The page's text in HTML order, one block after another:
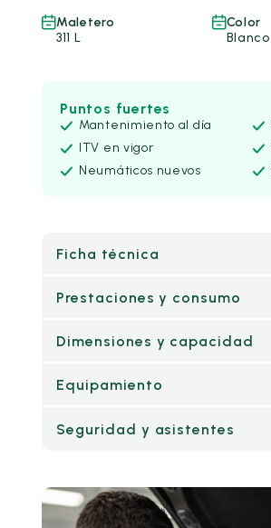
Maletero
311 L
Color
Blanco
Puntos fuertes
Mantenimiento al día
ITV en vigor
Neumáticos nuevos
Ficha técnica
Prestaciones y consumo
Dimensiones y capacidad
Equipamiento
Seguridad y asistentes